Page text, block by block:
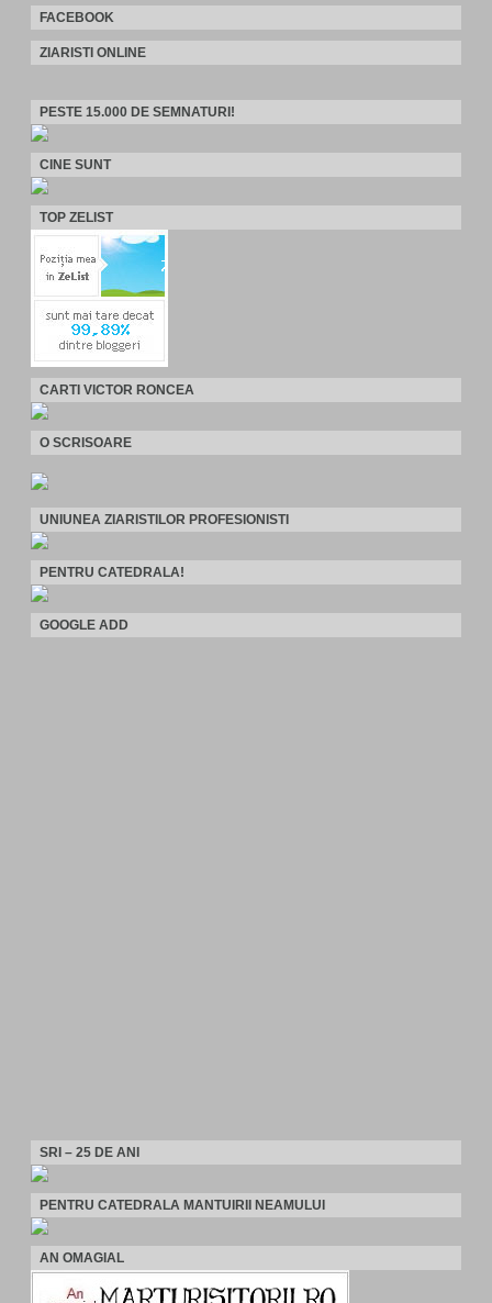
FACEBOOK
ZIARISTI ONLINE
PESTE 15.000 DE SEMNATURI!
CINE SUNT
TOP ZELIST
CARTI VICTOR RONCEA
O SCRISOARE
UNIUNEA ZIARISTILOR PROFESIONISTI
PENTRU CATEDRALA!
GOOGLE ADD
SRI – 25 DE ANI
PENTRU CATEDRALA MANTUIRII NEAMULUI
AN OMAGIAL